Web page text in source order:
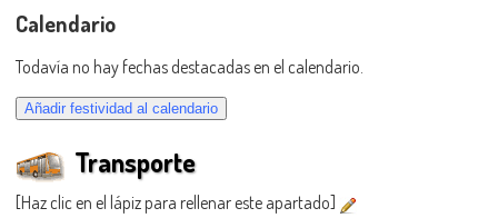
Calendario
Todavía no hay fechas destacadas en el calendario.
Transporte
[Haz clic en el lápiz para rellenar este apartado]